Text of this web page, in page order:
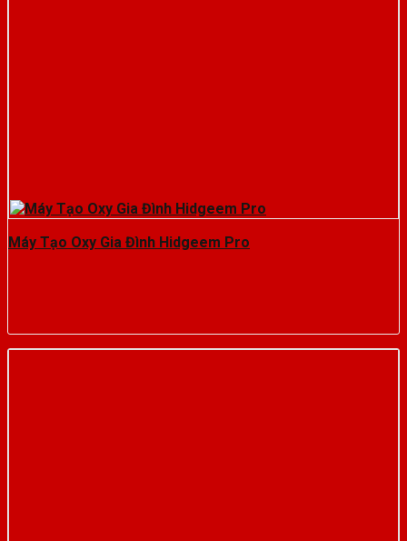
Máy Tạo Oxy Gia Đình Hidgeem Pro